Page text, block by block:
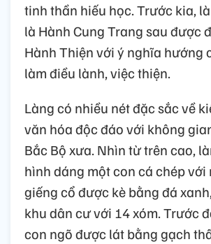
tinh thần hiếu học. Trước kia,
là Hành Cung Trang sau được
Hành Thiện với ý nghĩa hướng
làm điều lành, việc thiện.
Làng có nhiều nét đặc sắc về
văn hóa độc đáo với không
Bắc Bộ xưa. Nhìn từ trên cao,
hình dáng một con cá chép với
giếng cổ được kè bằng đá
khu dân cư với 14 xóm. Trước
con ngõ được lát bằng gạch